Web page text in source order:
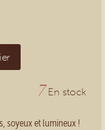
soyeux et lumineux !
7En stock